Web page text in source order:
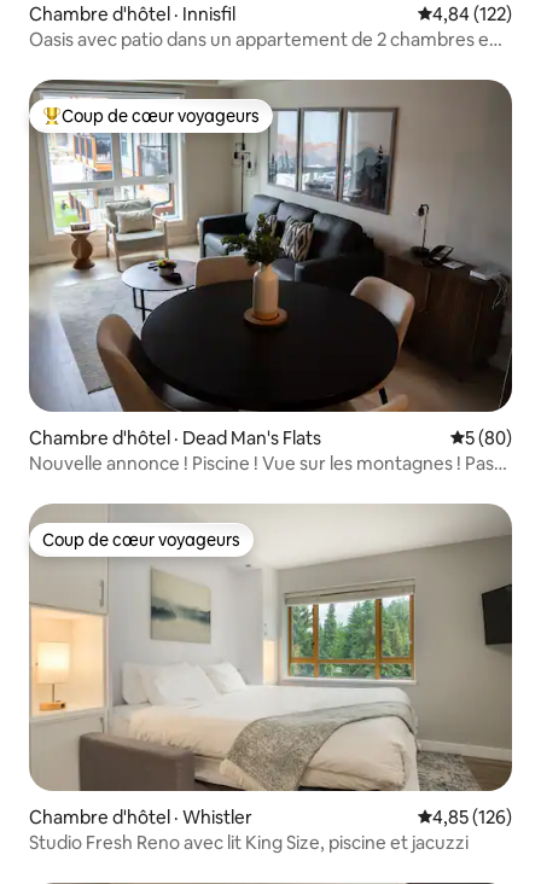
Chambre d'hôtel · Innisfil Note
4,84 (122)
Oasis avec patio dans un appartement de 2 chambres en
Coup de cœur voyageurs parmi les plus aimés
Coup de cœur voyageurs
Chambre d'hôtel · Dead Man's Flats Note
5 (80)
Nouvelle annonce ! Piscine ! Vue sur les montagnes ! Pass
Coup de cœur voyageurs
Coup de cœur voyageurs
Chambre d'hôtel · Whistler Note
4,85 (126)
Studio Fresh Reno avec lit King Size, piscine et jacuzzi